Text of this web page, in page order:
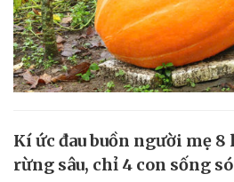
Kí ức đau buồn người mẹ
rừng sâu, chỉ 4 con sống